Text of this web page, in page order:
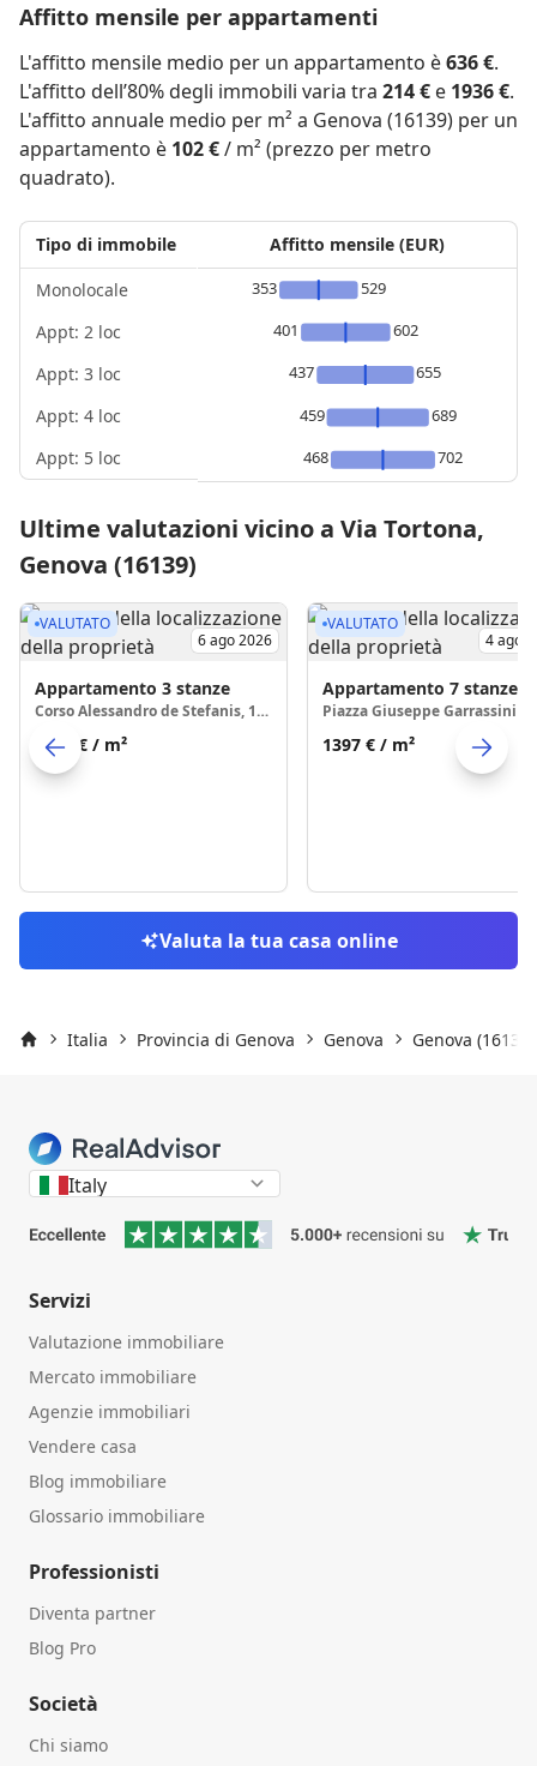
Affitto mensile per appartamenti
L'affitto mensile medio per un appartamento è636 €.
L'affitto dell’80% degli immobili varia tra 214 € e 1936 €.
L'affitto annuale medio per m² a Genova (16139) per un
appartamento è 102 €/ m² (prezzo per metro
quadrato).
Tipo di immobile
Monolocale
Appt: 2 loc
Appt: 3 loc
Appt: 4 loc
Appt: 5 loc
Affitto mensile (EUR)
353
529
401
602
437
655
459
689
468
702
Ultime valutazioni vicino a Via Tortona,
Genova (16139)
VALUTATO
6 ago 2026
Appartamento 3 stanze
Corso Alessandro de Stefanis, 16124 Genova
1432 € / m²
VALUTATO
4 ago
Appartamento 7 stanze
1397 € / m²
Valuta la tua casa online
Italia Provincia di Genova Genova Genova (16139)
Italy
Servizi
Valutazione immobiliare
Mercato immobiliare
Agenzie immobiliari
Vendere casa
Blog immobiliare
Glossario immobiliare
Professionisti
Diventa partner
Blog Pro
Società
Chi siamo